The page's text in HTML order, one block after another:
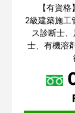
【有資
2級建築施工
ス診断士
士、有機溶